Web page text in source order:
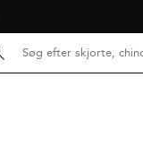
her...